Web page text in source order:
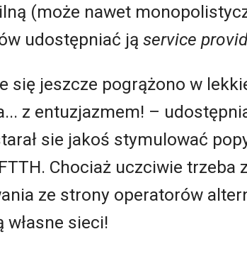
(może nawet
udostępniać ją service
się jeszcze pogrążono w
z entuzjazmem! –
sie jakoś stymulować
Chociaż uczciwie trzeba
ze strony operatorów
sieci!